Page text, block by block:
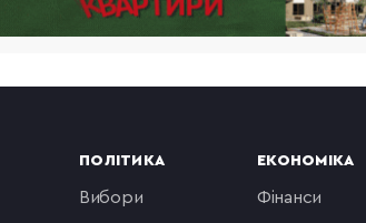
ПОЛІТИКА
вибори
ЕКОНОМІКА
фінанси